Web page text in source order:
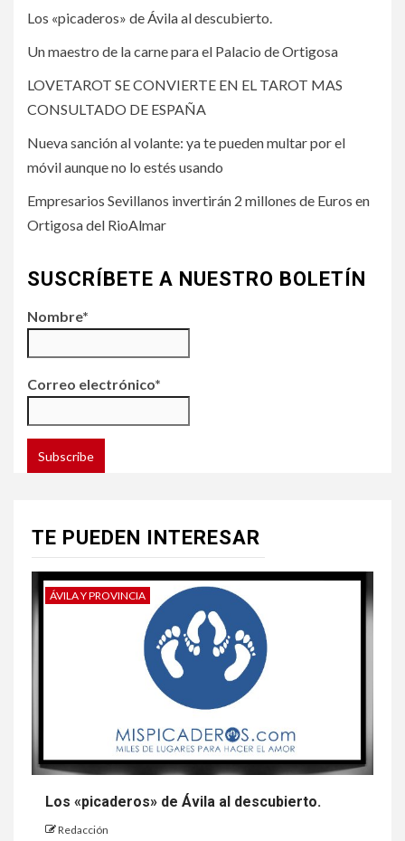
Los «picaderos» de Ávila al descubierto.
Un maestro de la carne para el Palacio de Ortigosa
LOVETAROT SE CONVIERTE EN EL TAROT MAS
CONSULTADO DE ESPAÑA
Nueva sanción al volante: ya te pueden multar por el
móvil aunque no lo estés usando
Empresarios Sevillanos invertirán 2 millones de Euros en
Ortigosa del RioAlmar
SUSCRÍBETE A NUESTRO BOLETÍN
Nombre*
Correo electrónico*
TE PUEDEN INTERESAR
ÁVILA Y PROVINCIA
Los «picaderos» de Ávila al descubierto.
Redacción